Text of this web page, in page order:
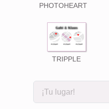
PHOTOHEART
TRIPPLE